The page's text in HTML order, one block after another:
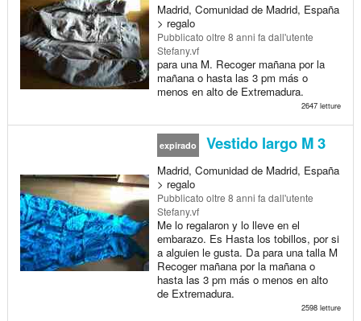
Madrid, Comunidad de Madrid, España
> regalo
Pubblicato oltre 8 anni fa dall'utente
Stefany.vf
para una M. Recoger mañana por la
mañana o hasta las 3 pm más o
menos en alto de Extremadura.
2647 letture
expirado Vestido largo M 3
Madrid, Comunidad de Madrid, España
> regalo
Pubblicato oltre 8 anni fa dall'utente
Stefany.vf
Me lo regalaron y lo lleve en el
embarazo. Es Hasta los tobillos, por si
a alguien le gusta. Da para una talla M
Recoger mañana por la mañana o
hasta las 3 pm más o menos en alto
de Extremadura.
2598 letture